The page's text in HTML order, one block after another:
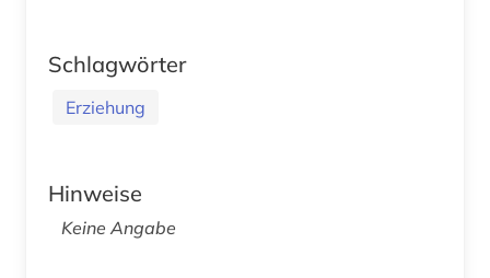
Schlagwörter
Erziehung
Hinweise
Keine Angabe